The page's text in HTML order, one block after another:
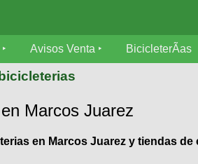
Avisos Venta BicicleterÃ­as
Marcos Juarez
en Marcos Juarez y tiendas